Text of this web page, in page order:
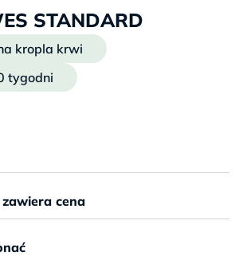
STANDARD
kropla krwi
tygodni
cena